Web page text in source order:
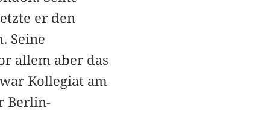
er den
Seine
allem aber das
Kollegiat am
Berlin-